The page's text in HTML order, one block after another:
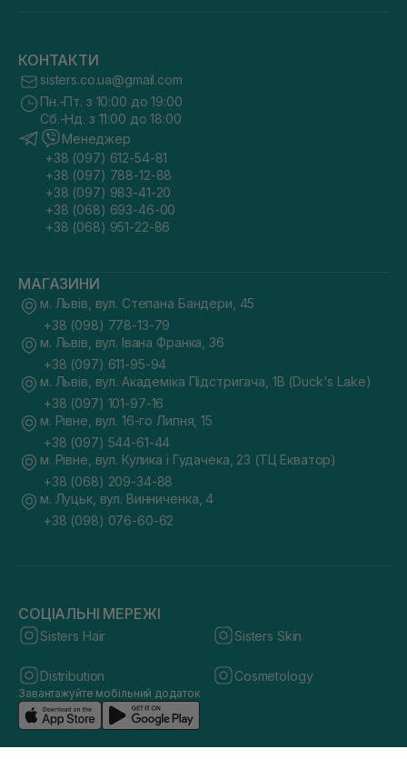
КОНТАКТИ
sisters.co.ua@gmail.com
Пн.-Пт. з 10:00 до 19:00
Сб.-Нд. з 11:00 до 18:00
Менеджер
+38 (097) 612-54-81
+38 (097) 788-12-88
+38 (097) 983-41-20
+38 (068) 693-46-00
+38 (068) 951-22-86
МАГАЗИНИ
м. Львів, вул. Степана Бандери, 45
+38 (098) 778-13-79
м. Львів, вул. Івана Франка, 36
+38 (097) 611-95-94
м. Львів, вул. Академіка Підстригача, 1В (Duck's Lake)
+38 (097) 101-97-16
м. Рівне, вул. 16-го Липня, 15
+38 (097) 544-61-44
м. Рівне, вул. Кулика і Гудачека, 23 (ТЦ Екватор)
+38 (068) 209-34-88
м. Луцьк, вул. Винниченка, 4
+38 (098) 076-60-62
СОЦІАЛЬНІ МЕРЕЖІ
Sisters Hair Sisters Skin
Distribution Cosmetology
Завантажуйте мобільний додаток